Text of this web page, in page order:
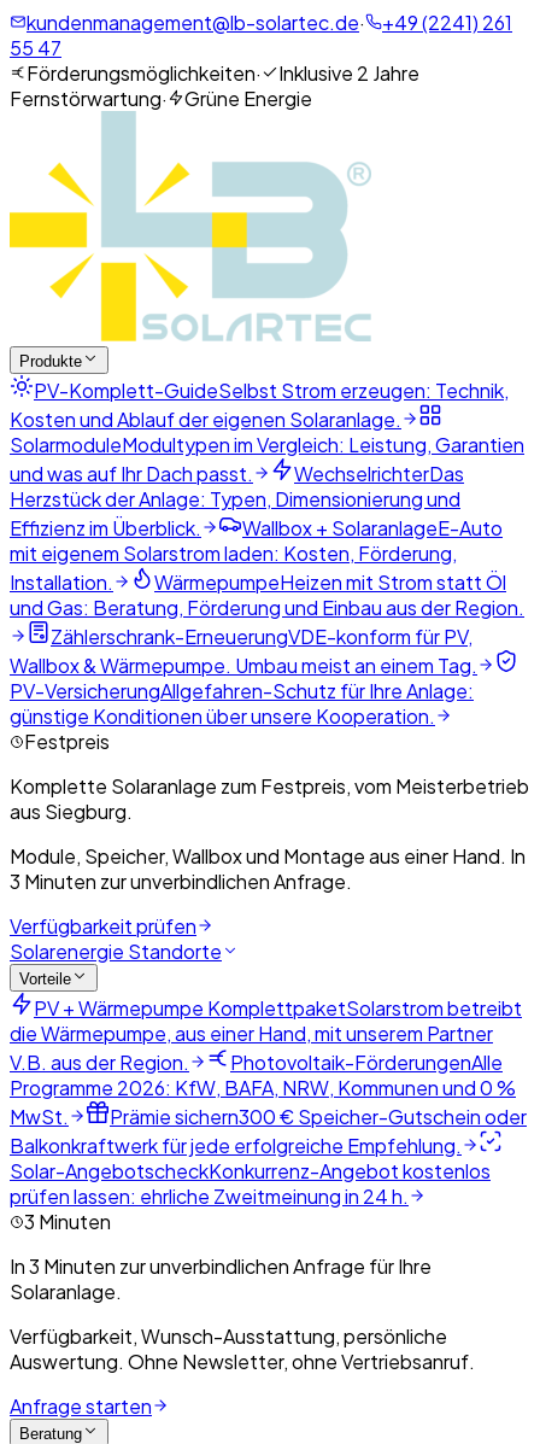
kundenmanagement@lb-solartec.de·
+49 (2241) 261
55 47
Förderungsmöglichkeiten·
Inklusive 2 Jahre
Fernstörwartung· Grüne Energie
Produkte
PV-Komplett-GuideSelbst Strom erzeugen: Technik,
Kosten und Ablauf der eigenen Solaranlage.
SolarmoduleModultypen im Vergleich: Leistung, Garantien
und was auf Ihr Dach passt.
WechselrichterDas
Herzstück der Anlage: Typen, Dimensionierung und
Effizienz im Überblick.
Wallbox + SolaranlageE-Auto
mit eigenem Solarstrom laden: Kosten, Förderung,
Installation.
WärmepumpeHeizen mit Strom statt Öl
und Gas: Beratung, Förderung und Einbau aus der Region.
Zählerschrank-ErneuerungVDE-konform für PV,
Wallbox & Wärmepumpe. Umbau meist an einem Tag.
PV-VersicherungAllgefahren-Schutz für Ihre Anlage:
günstige Konditionen über unsere Kooperation.
Festpreis
Komplette Solaranlage zum Festpreis, vom Meisterbetrieb
aus Siegburg.
Module, Speicher, Wallbox und Montage aus einer Hand. In
3 Minuten zur unverbindlichen Anfrage.
Verfügbarkeit prüfen
Solarenergie Standorte
Vorteile
PV + Wärmepumpe KomplettpaketSolarstrom betreibt
die Wärmepumpe, aus einer Hand, mit unserem Partner
V.B. aus der Region.
Photovoltaik-FörderungenAlle
Programme 2026: KfW, BAFA, NRW, Kommunen und 0 %
MwSt.
Prämie sichern300 € Speicher-Gutschein oder
Balkonkraftwerk für jede erfolgreiche Empfehlung.
Solar-AngebotscheckKonkurrenz-Angebot kostenlos
prüfen lassen: ehrliche Zweitmeinung in 24 h.
3 Minuten
In 3 Minuten zur unverbindlichen Anfrage für Ihre
Solaranlage.
Verfügbarkeit, Wunsch-Ausstattung, persönliche
Auswertung. Ohne Newsletter, ohne Vertriebsanruf.
Anfrage starten
Beratung